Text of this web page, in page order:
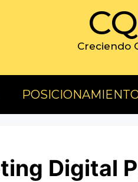
Creciendo
Digital